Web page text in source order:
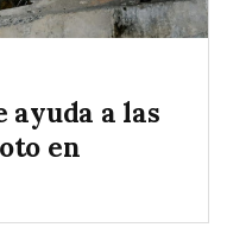
ayuda a las
en